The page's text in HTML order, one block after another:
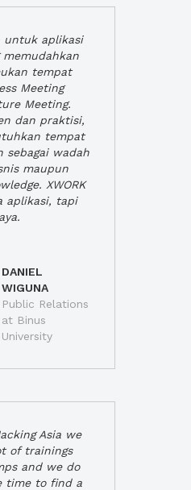
untuk aplikasi
memudahkan
tempat
Meeting
Meeting.
dan praktisi,
tempat
sebagai wadah
maupun
XWORK
aplikasi, tapi
DANIEL
WIGUNA
Public Relations
at Binus
University
Asia we
of trainings
and we do
time to find a